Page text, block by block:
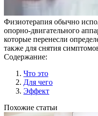
Физиотерапия обычно
опорно-двигательного
которые перенесли
также для снятия
Содержание:
Что это
Для чего
Эффект
Похожие статьи